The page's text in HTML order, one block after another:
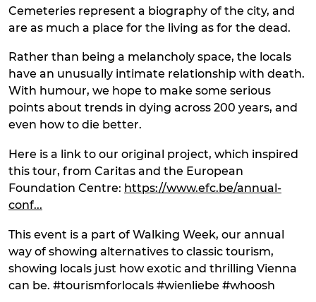
Cemeteries represent a biography of the city, and
are as much a place for the living as for the dead.
Rather than being a melancholy space, the locals
have an unusually intimate relationship with death.
With humour, we hope to make some serious
points about trends in dying across 200 years, and
even how to die better.
Here is a link to our original project, which inspired
this tour, from Caritas and the European
Foundation Centre: https://www.efc.be/annual-
conf...
This event is a part of Walking Week, our annual
way of showing alternatives to classic tourism,
showing locals just how exotic and thrilling Vienna
can be. #tourismforlocals #wienliebe #whoosh